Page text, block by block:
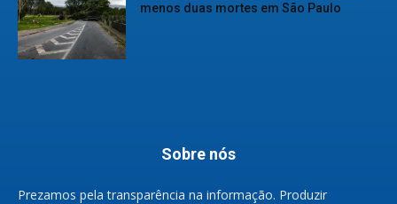
menos duas mortes em São Paulo
Sobre nós
Prezamos pela transparência na informação. Produzir